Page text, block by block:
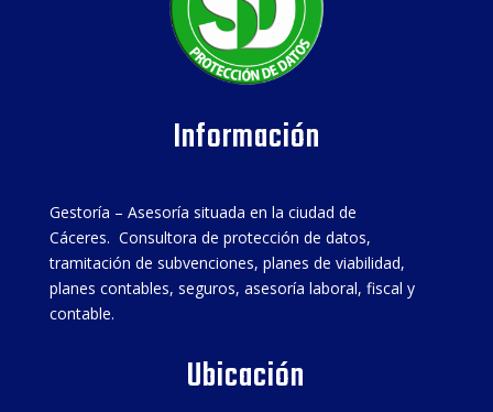
Información
Gestoría – Asesoría situada en la ciudad de
Cáceres. Consultora de protección de datos,
tramitación de subvenciones, planes de viabilidad,
planes contables, seguros, asesoría laboral, fiscal y
contable.
Ubicación